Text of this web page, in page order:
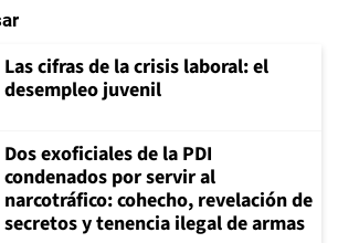
Las cifras de la crisis laboral: el
desempleo juvenil
Dos exoficiales de la PDI
condenados por servir al
narcotráfico: cohecho, revelación de
secretos y tenencia ilegal de armas